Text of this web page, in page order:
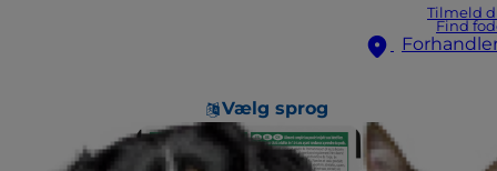
Tilmeld
Find
Vælg sprog